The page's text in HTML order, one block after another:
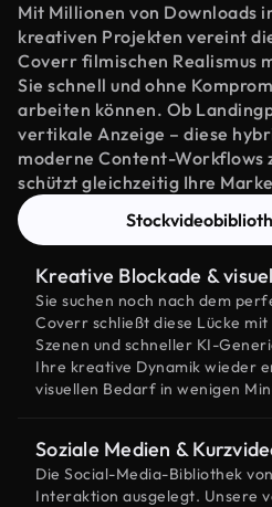
Mit Millionen von Downloads
kreativen Projekten vereint
Coverr filmischen Realismus
Sie schnell und ohne
arbeiten können. Ob
vertikale Anzeige – diese
moderne Content-Workflows
schützt gleichzeitig Ihre
Kreative Blockade &
Sie suchen noch nach dem
Coverr schließt diese Lücke
Szenen und schneller KI-
Ihre kreative Dynamik wieder
visuellen Bedarf in wenigen
Soziale Medien &
Die Social-Media-Bibliothek
Interaktion ausgelegt. Unsere